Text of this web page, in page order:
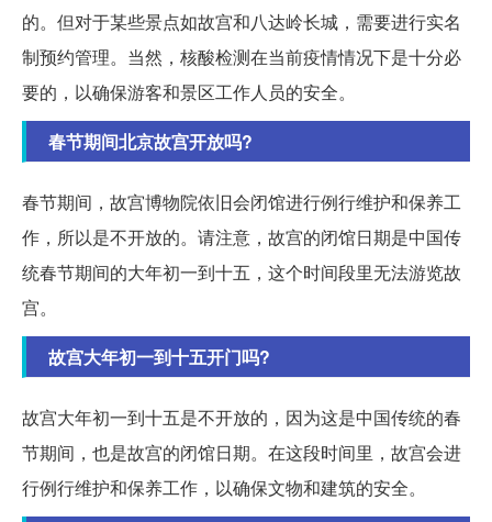
的。但对于某些景点如故宫和八达岭长城，需要进行实名
制预约管理。当然，核酸检测在当前疫情情况下是十分必
要的，以确保游客和景区工作人员的安全。
春节期间北京故宫开放吗?
春节期间，故宫博物院依旧会闭馆进行例行维护和保养工
作，所以是不开放的。请注意，故宫的闭馆日期是中国传
统春节期间的大年初一到十五，这个时间段里无法游览故
宫。
故宫大年初一到十五开门吗?
故宫大年初一到十五是不开放的，因为这是中国传统的春
节期间，也是故宫的闭馆日期。在这段时间里，故宫会进
行例行维护和保养工作，以确保文物和建筑的安全。